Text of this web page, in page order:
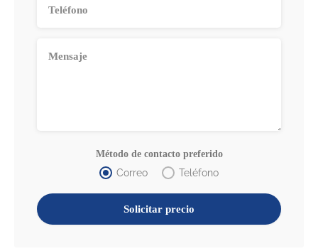
Método de contacto preferido
Correo Teléfono